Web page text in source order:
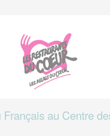
au Centre